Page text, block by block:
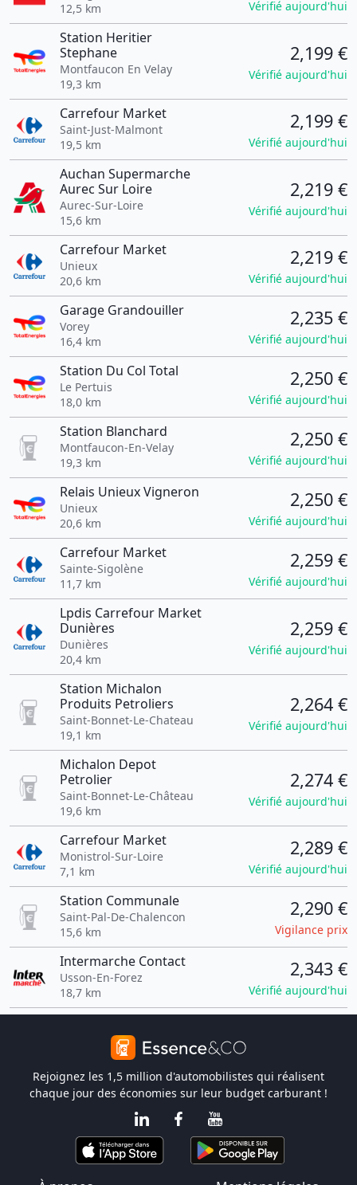
12,5 km
Vérifié aujourd'hui
Station Heritier
Stephane
Montfaucon En Velay
19,3 km
2,199 €
Vérifié aujourd'hui
Carrefour Market
Saint-Just-Malmont
19,5 km
2,199 €
Vérifié aujourd'hui
Auchan Supermarche
Aurec Sur Loire
Aurec-Sur-Loire
15,6 km
2,219 €
Vérifié aujourd'hui
Carrefour Market
Unieux
20,6 km
2,219 €
Vérifié aujourd'hui
Garage Grandouiller
Vorey
16,4 km
2,235 €
Vérifié aujourd'hui
Station Du Col Total
Le Pertuis
18,0 km
2,250 €
Vérifié aujourd'hui
Station Blanchard
Montfaucon-En-Velay
19,3 km
2,250 €
Vérifié aujourd'hui
Relais Unieux Vigneron
Unieux
20,6 km
2,250 €
Vérifié aujourd'hui
Carrefour Market
Sainte-Sigolène
11,7 km
2,259 €
Vérifié aujourd'hui
Lpdis Carrefour Market
Dunières
Dunières
20,4 km
2,259 €
Vérifié aujourd'hui
Station Michalon
Produits Petroliers
Saint-Bonnet-Le-Chateau
19,1 km
2,264 €
Vérifié aujourd'hui
Michalon Depot
Petrolier
Saint-Bonnet-Le-Château
19,6 km
2,274 €
Vérifié aujourd'hui
Carrefour Market
Monistrol-Sur-Loire
7,1 km
2,289 €
Vérifié aujourd'hui
Station Communale
Saint-Pal-De-Chalencon
15,6 km
2,290 €
Vigilance prix
Intermarche Contact
Usson-En-Forez
18,7 km
2,343 €
Vérifié aujourd'hui
Rejoignez les 1,5 million d'automobilistes qui réalisent
chaque jour des économies sur leur budget carburant !